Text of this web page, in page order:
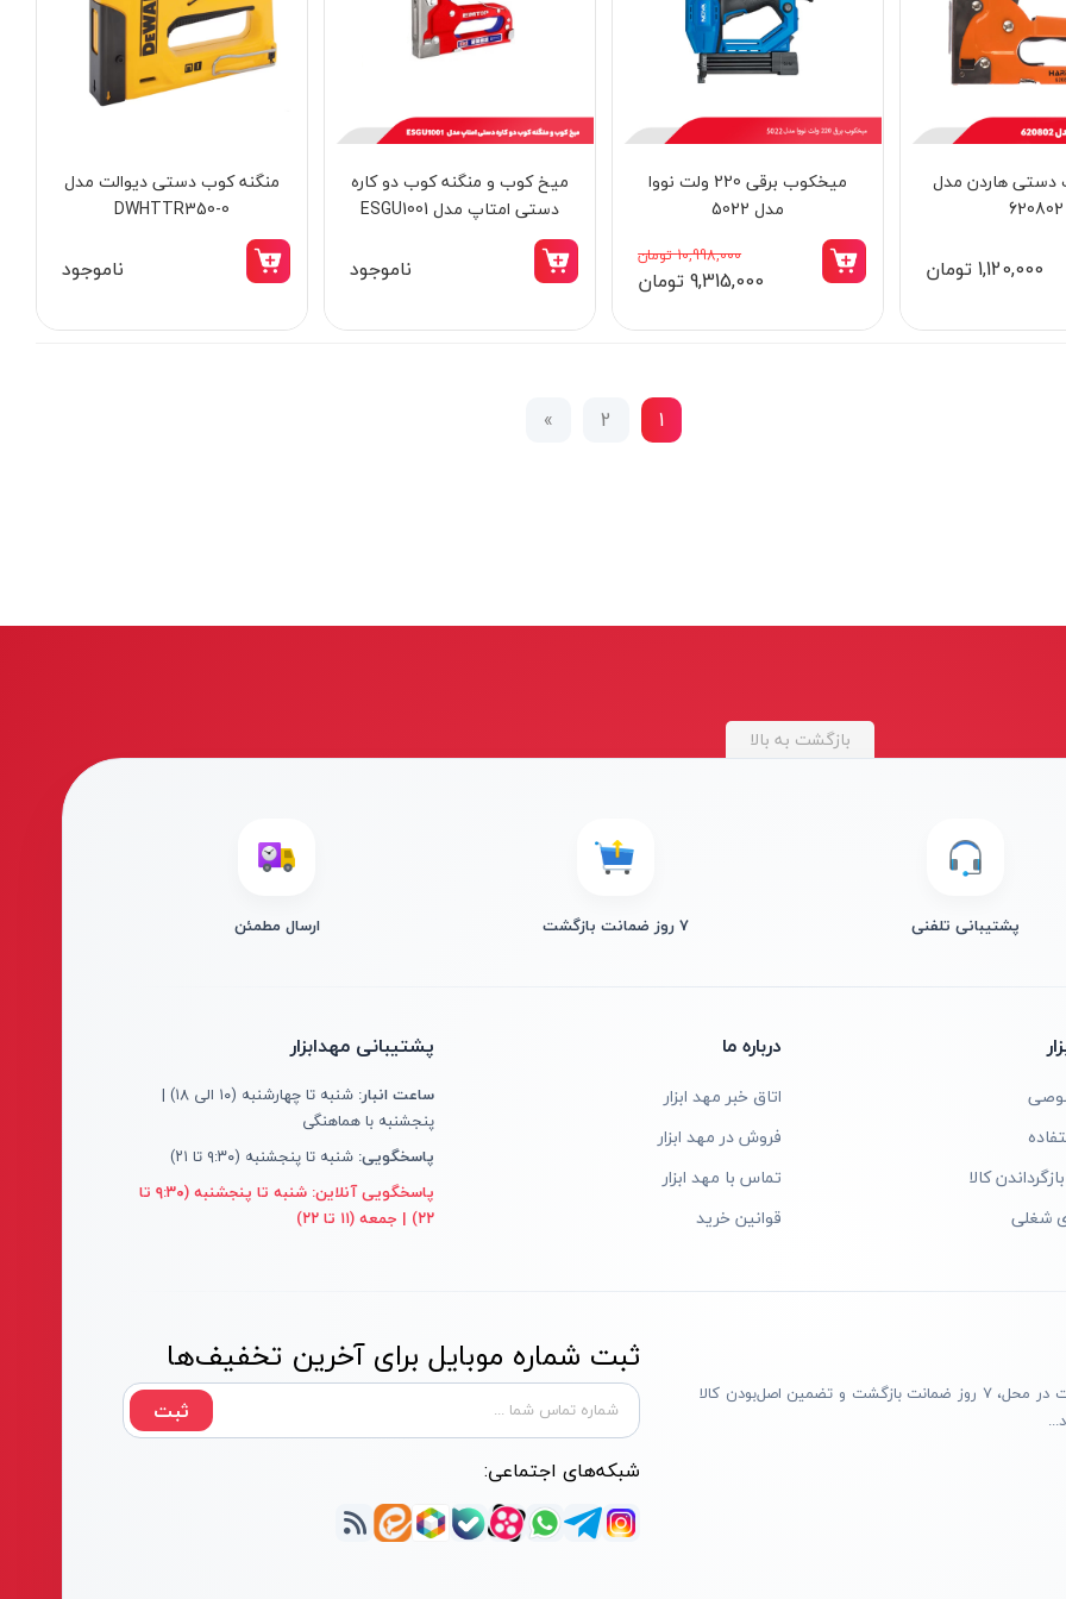
دستی هاردن مدل
620802
1,120,000 تومان
میخکوب برقی 220 ولت نووا
مدل 5022
10,998,000 تومان
9,315,000 تومان
میخ کوب و منگنه کوب دو کاره
دستی امتاپ مدل ESGU1001
ناموجود
منگنه کوب دستی دیوالت مدل
DWHTTR350-0
ناموجود
1
2
»
بازگشت به بالا
پشتیبانی تلفنی ۷ روز ضمانت بازگشت ارسال مطمئن
کالا
شغلی
درباره ما
اتاق خبر مهد ابزار
فروش در مهد ابزار
تماس با مهد ابزار
قوانین خرید
پشتیبانی مهدابزار
ساعت انبار:
شنبه تا چهارشنبه (۱۰ الی ۱۸) |
پنجشنبه با هماهنگی
پاسخگویی: شنبه تا پنجشنبه (۹:۳۰ تا ۲۱)
پاسخگویی آنلاین:
شنبه تا پنجشنبه (۹:۳۰ تا
۲۲) | جمعه (۱۱ تا ۲۲)
مهد ابزار با بیش از یک دهه تجربه، با پایبندی به سه اصل پرداخت در محل، ۷ روز ضمانت بازگشت و تضمین اصل‌بودن کالا
ثبت شماره موبایل برای آخرین تخفیف‌ها
ثبت
شبکه‌های اجتماعی: